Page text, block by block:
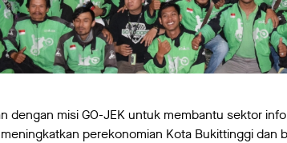
dengan misi GO-JEK untuk membantu sektor
perekonomian Kota Bukittinggi dan